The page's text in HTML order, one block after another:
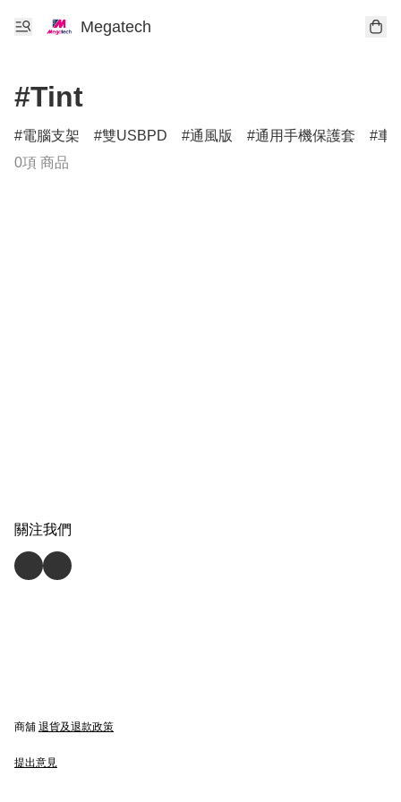
Megatech
#Tint
電腦支架 雙USBPD 通風版 通用手機保護套
車
0項 商品
關注我們
商舖 退貨及退款政策
提出意見